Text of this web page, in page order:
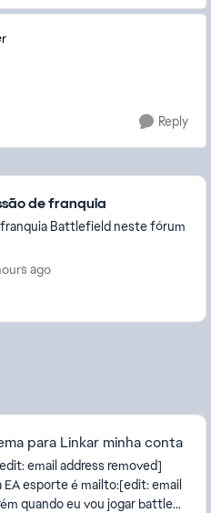
Reply
de franquia
Battlefield neste fórum
ago
para Linkar minha conta
email address removed]
EA esporte é mailto:[edit: email